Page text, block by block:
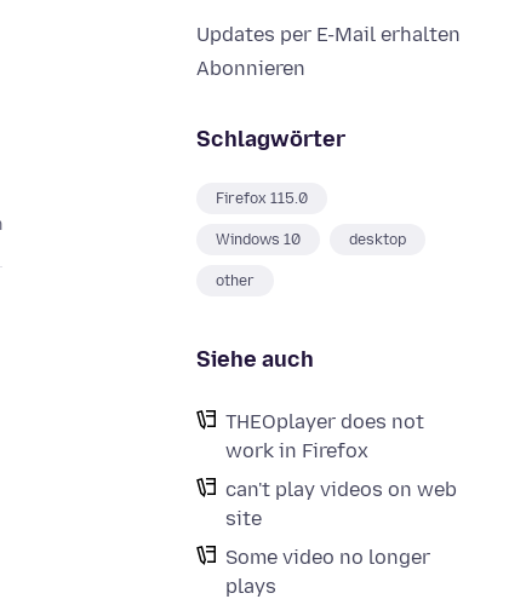
Updates per E-Mail erhalten
Abonnieren
Schlagwörter
Firefox 115.0
Windows 10 desktop
other
Siehe auch
THEOplayer does not
work in Firefox
can't play videos on web
site
Some video no longer
plays